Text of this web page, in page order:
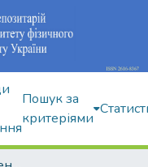
Пошук за
критеріями